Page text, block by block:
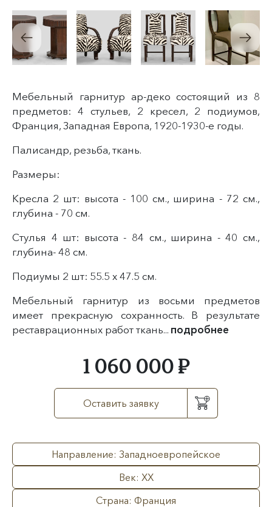
Мебельный гарнитур ар-деко состоящий из 8
предметов: 4 стульев, 2 кресел, 2 подиумов,
Франция, Западная Европа, 1920-1930-е годы.
Палисандр, резьба, ткань.
Размеры:
Кресла 2 шт: высота - 100 см., ширина - 72 см.,
глубина - 70 см.
Стулья 4 шт: высота - 84 см., ширина - 40 см.,
глубина- 48 см.
Подиумы 2 шт: 55.5 х 47.5 см.
Мебельный гарнитур из восьми предметов
имеет прекрасную сохранность. В результате
реставрационных работ ткань... подробнее
1 060 000 ₽
Оставить заявку
Направление: Западноевропейское
Век: XX
Страна: Франция